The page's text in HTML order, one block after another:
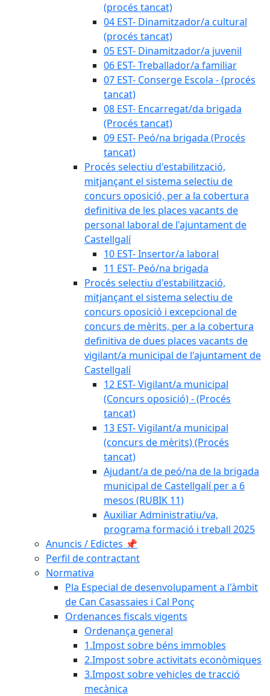
(procés tancat)
04 EST- Dinamitzador/a cultural
(procés tancat)
05 EST- Dinamitzador/a juvenil
06 EST- Treballador/a familiar
07 EST- Conserge Escola - (procés
tancat)
08 EST- Encarregat/da brigada
(Procés tancat)
09 EST- Peó/na brigada (Procés
tancat)
Procés selectiu d'estabilització,
mitjançant el sistema selectiu de
concurs oposició, per a la cobertura
definitiva de les places vacants de
personal laboral de l'ajuntament de
Castellgalí
10 EST- Insertor/a laboral
11 EST- Peó/na brigada
Procés selectiu d'estabilització,
mitjançant el sistema selectiu de
concurs oposició i excepcional de
concurs de mèrits, per a la cobertura
definitiva de dues places vacants de
vigilant/a municipal de l'ajuntament de
Castellgalí
12 EST- Vigilant/a municipal
(Concurs oposició) - (Procés
tancat)
13 EST- Vigilant/a municipal
(concurs de mèrits) (Procés
tancat)
Ajudant/a de peó/na de la brigada
municipal de Castellgalí per a 6
mesos (RUBIK 11)
Auxiliar Administratiu/va,
programa formació i treball 2025
Anuncis / Edictes 📌
Perfil de contractant
Normativa
Pla Especial de desenvolupament a l'àmbit
de Can Casassaies i Cal Ponç
Ordenances fiscals vigents
Ordenança general
1.Impost sobre béns immobles
2.Impost sobre activitats econòmiques
3.Impost sobre vehicles de tracció
mecànica